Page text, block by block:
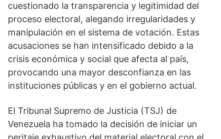
cuestionado la transparencia y legitimidad del
proceso electoral, alegando irregularidades y
manipulación en el sistema de votación. Estas
acusaciones se han intensificado debido a la
crisis económica y social que afecta al país,
provocando una mayor desconfianza en las
instituciones públicas y en el gobierno actual.
El Tribunal Supremo de Justicia (TSJ) de
Venezuela ha tomado la decisión de iniciar un